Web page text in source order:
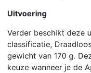
Uitvoering
Verder beschikt deze
classificatie,
gewicht van 170 g.
keuze wanneer je de